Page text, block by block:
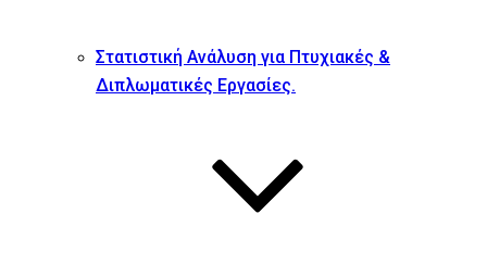
Στατιστική Ανάλυση για Πτυχιακές &
Διπλωματικές Εργασίες.